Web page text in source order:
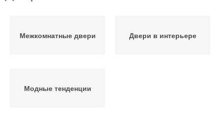
Межкомнатные двери Двери в интерьере
Модные тенденции